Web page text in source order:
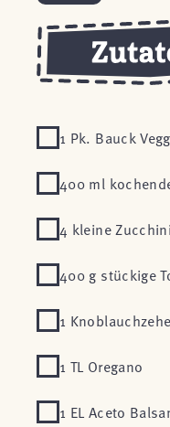
1 Pk. Bauck
400 ml
4 kleine Zucchini
400 g stückige
1 Knoblauchzehe
1 TL Oregano
1 EL Aceto